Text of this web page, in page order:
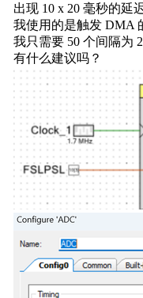
出现 10 x 20 毫秒的延迟
我使用的是触发 DMA
我只需要 50 个间隔为
有什么建议吗？